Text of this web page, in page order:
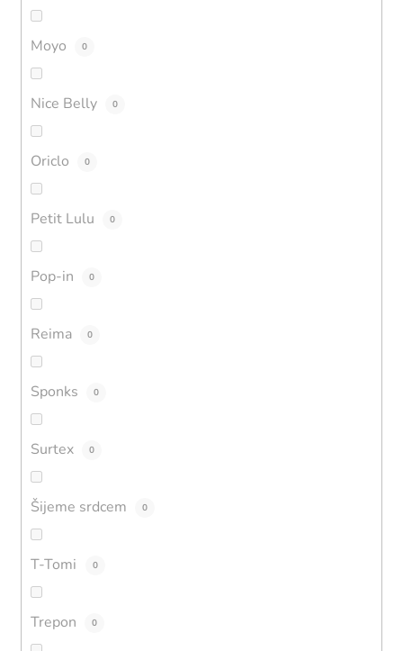
Moyo 0
Nice Belly 0
Oriclo 0
Petit Lulu 0
Pop-in 0
Reima 0
Sponks 0
Surtex 0
Šijeme srdcem 0
T-Tomi 0
Trepon 0